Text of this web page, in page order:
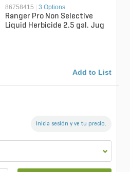
86758415 3 Options
Ranger Pro Non Selective
Liquid Herbicide 2.5 gal. Jug
Add to List
Inicia sesión y ve tu precio.